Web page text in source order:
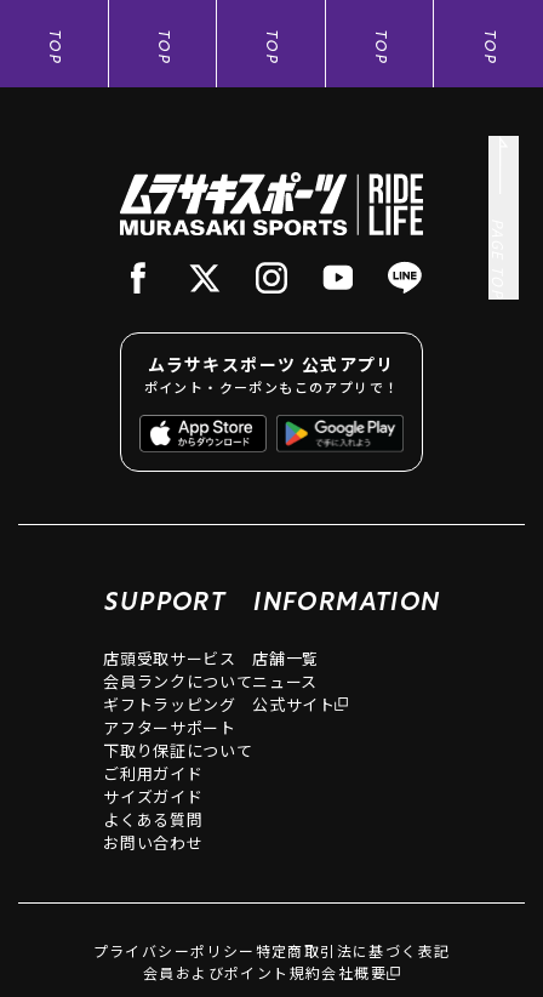
TOP TOP TOP TOP TOP
ムラサキスポーツ 公式アプリ
ポイント・クーポンもこのアプリで！
SUPPORT
店頭受取サービス
会員ランクについて
ギフトラッピング
アフターサポート
下取り保証について
ご利用ガイド
サイズガイド
よくある質問
お問い合わせ
INFORMATION
店舗一覧
ニュース
公式サイト
プライバシーポリシー特定商取引法に基づく表記
会員およびポイント規約会社概要